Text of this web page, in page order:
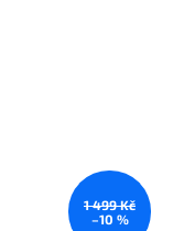
1 499 Kč
–10 %